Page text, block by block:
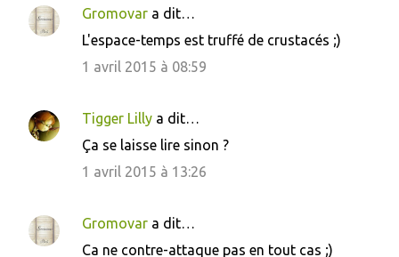
Gromovar a dit…
L'espace-temps est truffé de crustacés ;)
1 avril 2015 à 08:59
Tigger Lilly a dit…
Ça se laisse lire sinon ?
1 avril 2015 à 13:26
Gromovar a dit…
Ca ne contre-attaque pas en tout cas ;)